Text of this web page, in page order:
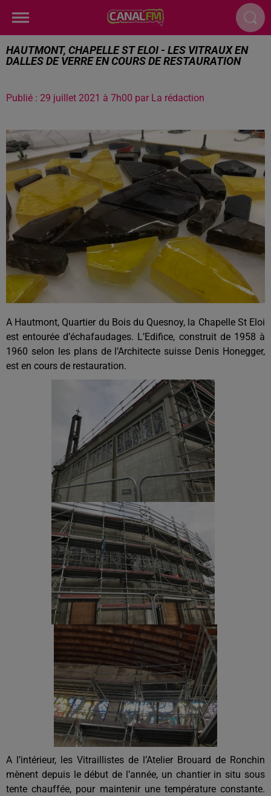
HAUTMONT, CHAPELLE ST ELOI - LES VITRAUX EN
DALLES DE VERRE EN COURS DE RESTAURATION
Publié : 29 juillet 2021 à 7h00 par La rédaction
A Hautmont, Quartier du Bois du Quesnoy, la Chapelle St Eloi
est entourée d’échafaudages. L’Edifice, construit de 1958 à
1960 selon les plans de l’Architecte suisse Denis Honegger,
est en cours de restauration.
A l’intérieur, les Vitraillistes de l’Atelier Brouard de Ronchin
mènent depuis le début de l’année, un chantier in situ sous
tente chauffée, pour maintenir une température constante.